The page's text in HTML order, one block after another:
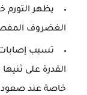
يظهر التورم
الغضروف
تسبب إصابات
القدرة على
خاصة عند صعود